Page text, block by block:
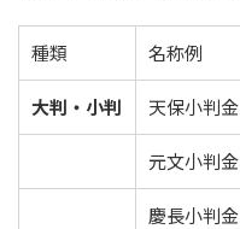
種類 名称例
大判・小判 天保小判金
元文小判金
慶長小判金